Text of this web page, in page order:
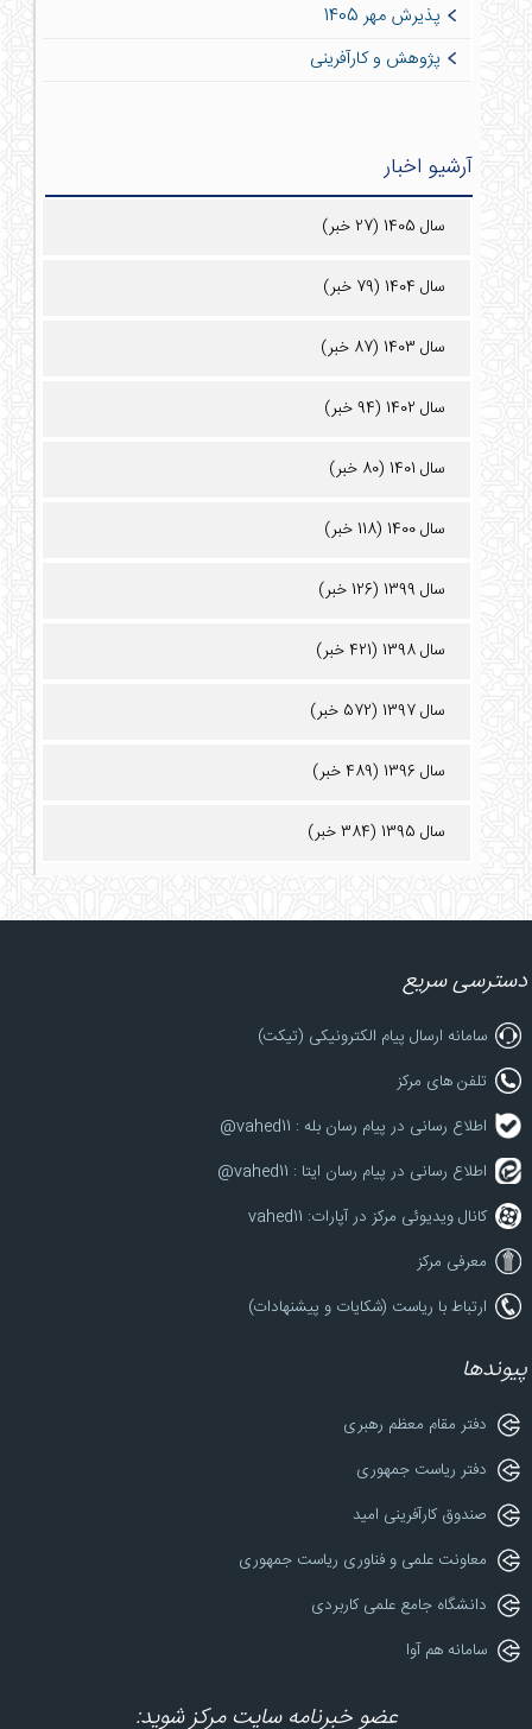
پذیرش مهر 1405
پژوهش و کارآفرینی
آرشیو اخبار
سال 1405 (27 خبر)
سال 1404 (79 خبر)
سال 1403 (87 خبر)
سال 1402 (94 خبر)
سال 1401 (80 خبر)
سال 1400 (118 خبر)
سال 1399 (126 خبر)
سال 1398 (421 خبر)
سال 1397 (572 خبر)
سال 1396 (489 خبر)
سال 1395 (384 خبر)
دسترسی سریع
سامانه ارسال پیام الکترونیکی (تیکت)
تلفن های مرکز
اطلاع رسانی در پیام رسان بله : vahed11@
اطلاع رسانی در پیام رسان ایتا : vahed11@
کانال ویدیوئی مرکز در آپارات: vahed11
معرفی مرکز
ارتباط با ریاست (شکایات و پیشنهادات)
پیوندها
دفتر مقام معظم رهبری
دفتر ریاست جمهوری
صندوق کارآفرینی امید
معاونت علمی و فناوری ریاست جمهوری
دانشگاه جامع علمی کاربردی
سامانه هم آوا
عضو خبرنامه سایت مرکز شوید: